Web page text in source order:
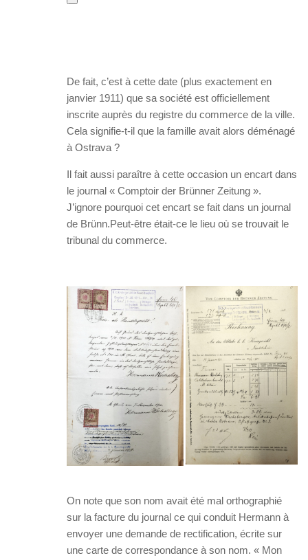
De fait, c’est à cette date (plus exactement en
janvier 1911) que sa société est officiellement
inscrite auprès du registre du commerce de la ville.
Cela signifie-t-il que la famille avait alors déménagé
à Ostrava ?
Il fait aussi paraître à cette occasion un encart dans
le journal « Comptoir der Brünner Zeitung ».
J’ignore pourquoi cet encart se fait dans un journal
de Brünn.Peut-être était-ce le lieu où se trouvait le
tribunal du commerce.
On note que son nom avait été mal orthographié
sur la facture du journal ce qui conduit Hermann à
envoyer une demande de rectification, écrite sur
une carte de correspondance à son nom. « Mon